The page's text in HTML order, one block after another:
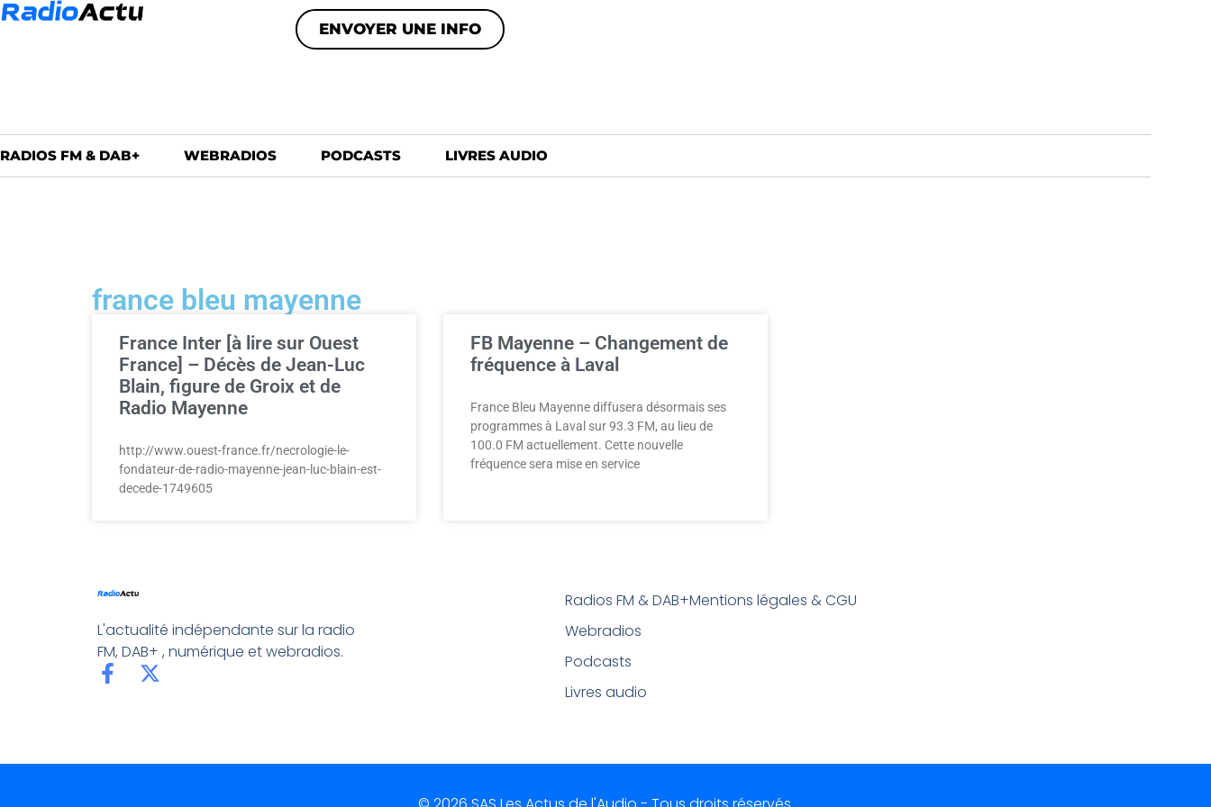
ENVOYER UNE INFO
RADIOS FM & DAB+ WEBRADIOS PODCASTS LIVRES AUDIO
france bleu mayenne
France Inter [à lire sur Ouest
France] – Décès de Jean-Luc
Blain, figure de Groix et de
Radio Mayenne
http://www.ouest-france.fr/necrologie-le-
fondateur-de-radio-mayenne-jean-luc-blain-est-
decede-1749605
FB Mayenne – Changement de
fréquence à Laval
France Bleu Mayenne diffusera désormais ses
programmes à Laval sur 93.3 FM, au lieu de
100.0 FM actuellement. Cette nouvelle
fréquence sera mise en service
L'actualité indépendante sur la radio
FM, DAB+ , numérique et webradios.
Radios FM & DAB+
Webradios
Podcasts
Livres audio
Mentions légales & CGU